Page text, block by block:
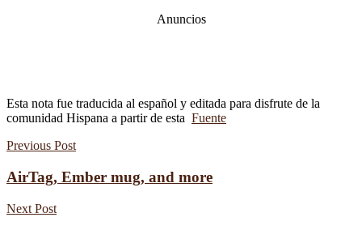
Anuncios
Esta nota fue traducida al español y editada para disfrute de la
comunidad Hispana a partir de esta Fuente
Previous Post
AirTag, Ember mug, and more
Next Post